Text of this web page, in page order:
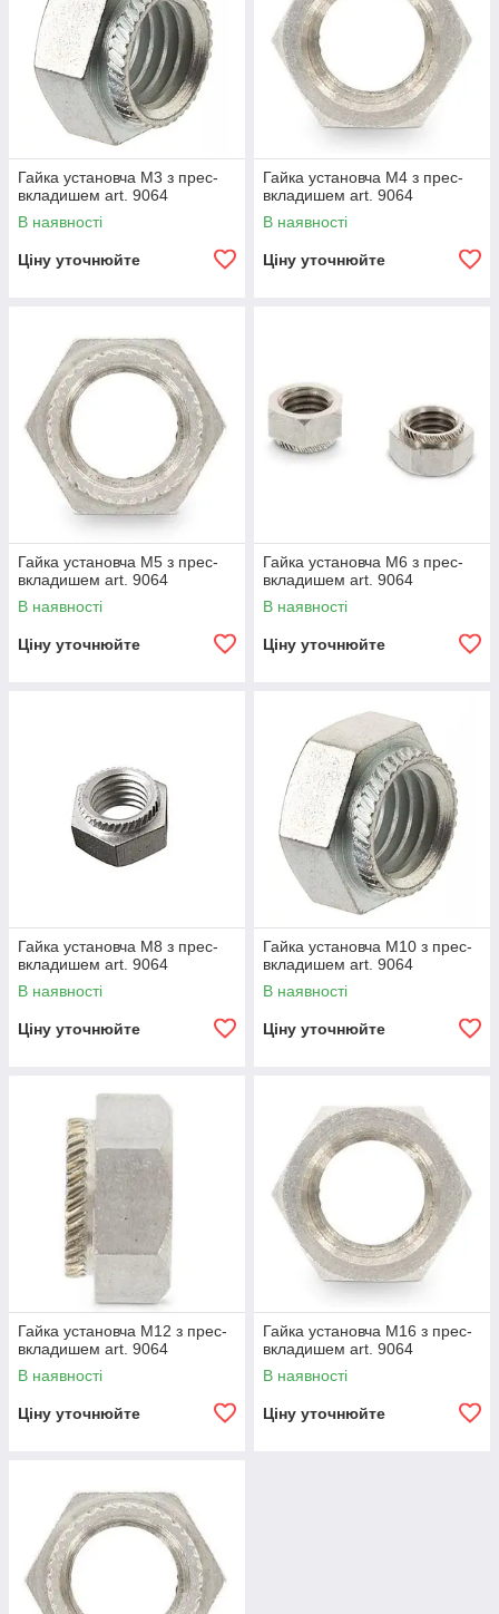
Гайка установча М3 з прес-
вкладишем art. 9064
В наявності
Ціну уточнюйте
Гайка установча М4 з прес-
вкладишем art. 9064
В наявності
Ціну уточнюйте
Гайка установча М5 з прес-
вкладишем art. 9064
В наявності
Ціну уточнюйте
Гайка установча М6 з прес-
вкладишем art. 9064
В наявності
Ціну уточнюйте
Гайка установча М8 з прес-
вкладишем art. 9064
В наявності
Ціну уточнюйте
Гайка установча М10 з прес-
вкладишем art. 9064
В наявності
Ціну уточнюйте
Гайка установча М12 з прес-
вкладишем art. 9064
В наявності
Ціну уточнюйте
Гайка установча М16 з прес-
вкладишем art. 9064
В наявності
Ціну уточнюйте